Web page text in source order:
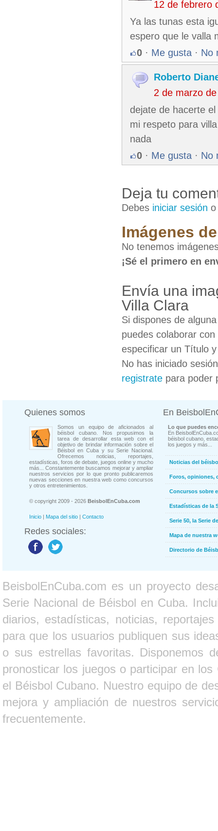
12 de febrero
Ya las tunas esta
espero que le valla
0 · Me gusta · No
Roberto
2 de marzo
dejate de hacerte
mi respeto para
nada
0 · Me gusta · No
Deja tu
Debes iniciar sesión
Imágenes
No tenemos
¡Sé el primero en
Envía una
Villa Clara
Si dispones de
puedes colaborar
especificar un Título
No has iniciado
registrate para poder
Quienes somos
Somos un equipo de aficionados al
béisbol cubano. Nos propusimos la
tarea de desarrollar esta web con el
objetivo de brindar información sobre el
Béisbol en Cuba y su Serie Nacional.
Ofrecemos noticias, reportajes,
estadísticas, foros de debate, juegos online y mucho
más... Constantemente buscamos mejorar y ampliar
nuestros servicios por lo que pronto publicaremos
nuevas secciones en nuestra web como concursos
y otros entretenimientos.
© copyright 2009 - 2026 BeisbolEnCuba.com
Inicio | Mapa del sitio | Contacto
Redes sociales:
En
Lo que puedes
En
béisbol cubano,
los juegos y más...
Noticias del
Foros, opiniones,
Concursos sobre
Estadísticas de la
Serie 50, la Serie
Mapa de nuestra
Directorio de
BeisbolEnCuba.com es un proyecto
Serie Nacional de Béisbol en Cuba.
diarios, estadísticas, noticias,
para que los usuarios publiquen sus
o sus estrellas favoritas. Disponemos
pronosticar los juegos o participar en
el Béisbol Cubano. Nuestro equipo de
mejora y ampliación de nuestros
frecuentemente.